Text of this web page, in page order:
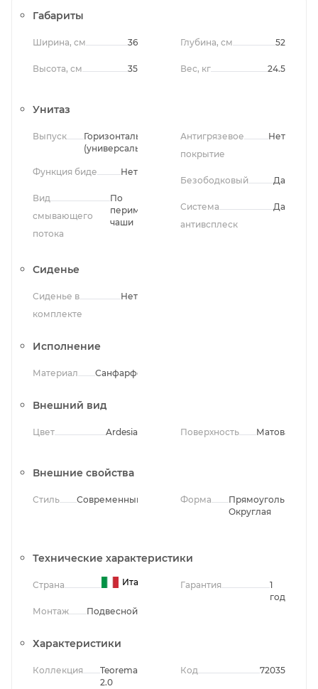
Габариты
Ширина, см 36
Высота, см 35
Глубина, см 52
Вес, кг 24.5
Унитаз
Выпуск
Горизонтальный
(универсальный)
Функция биде Нет
Вид
смывающего
потока
По
периметру
чаши
Антигрязевое
покрытие
Нет
Безободковый Да
Система
антивсплеск
Да
Сиденье
Сиденье в
комплекте
Нет
Исполнение
Материал Санфарфор
Внешний вид
Цвет Ardesia Поверхность Матовая
Внешние свойства
Стиль Современный Форма
Прямоугольная,
Округлая
Технические характеристики
Страна Италия
Монтаж Подвесной
Гарантия
1
год
Характеристики
Коллекция
Teorema
2.0
Код 72035